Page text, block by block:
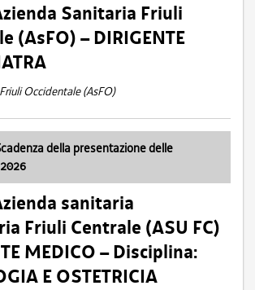
Sanitaria Friuli
(AsFO) – DIRIGENTE
Occidentale (AsFO)
della presentazione delle
sanitaria
Friuli Centrale (ASU FC)
MEDICO – Disciplina:
E OSTETRICIA